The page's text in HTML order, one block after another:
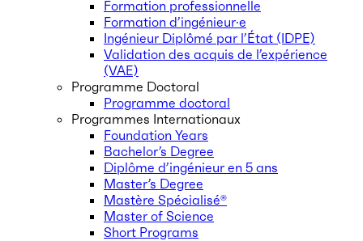
Formation professionnelle
Formation d’ingénieur·e
Ingénieur Diplômé par l’État (IDPE)
Validation des acquis de l’expérience
(VAE)
Programme Doctoral
Programme doctoral
Programmes Internationaux
Foundation Years
Bachelor’s Degree
Diplôme d’ingénieur en 5 ans
Master’s Degree
Mastère Spécialisé®
Master of Science
Short Programs